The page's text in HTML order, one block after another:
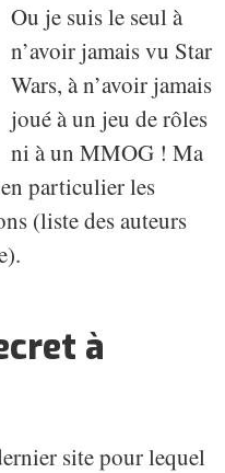
Ou je suis le seul à
n’avoir jamais vu Star
Wars, à n’avoir jamais
joué à un jeu de rôles
ni à un MMOG ! Ma
particulier les
(liste des auteurs
à
site pour lequel